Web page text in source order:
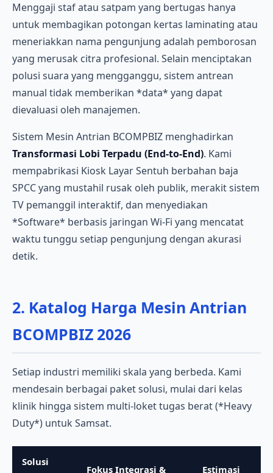
Menggaji staf atau satpam yang bertugas hanya
untuk membagikan potongan kertas laminating atau
meneriakkan nama pengunjung adalah pemborosan
yang merusak citra profesional. Selain menciptakan
polusi suara yang mengganggu, sistem antrean
manual tidak memberikan *data* yang dapat
dievaluasi oleh manajemen.
Sistem Mesin Antrian BCOMPBIZ menghadirkan
Transformasi Lobi Terpadu (End-to-End). Kami
mempabrikasi Kiosk Layar Sentuh berbahan baja
SPCC yang mustahil rusak oleh publik, merakit sistem
TV pemanggil interaktif, dan menyediakan
*Software* berbasis jaringan Wi-Fi yang mencatat
waktu tunggu setiap pengunjung dengan akurasi
detik.
2. Katalog Harga Mesin Antrian
BCOMPBIZ 2026
Setiap industri memiliki skala yang berbeda. Kami
mendesain berbagai paket solusi, mulai dari kelas
klinik hingga sistem multi-loket tugas berat (*Heavy
Duty*) untuk Samsat.
Solusi
Fokus Integrasi & Estimasi